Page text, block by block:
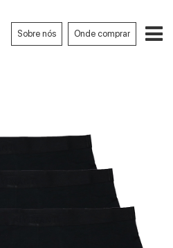
Sobre nós Onde comprar